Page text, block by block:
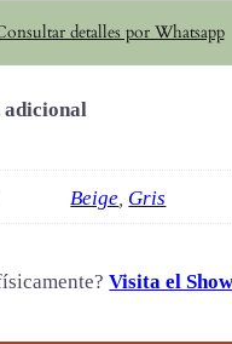
detalles por Whatsapp
Beige Gris
Visita el